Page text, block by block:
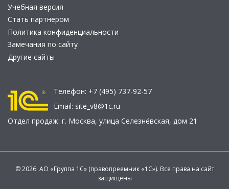
Учебная версия
Стать партнером
Политика конфиденциальности
Замечания по сайту
Другие сайты
Телефон: +7 (495) 737-92-57
Email: site_v8@1c.ru
Отдел продаж: г. Москва, улица Селезнёвская, дом 21
© 2026 АО «Группа 1С» (правопреемник «1С»). Все права на сайт
защищены